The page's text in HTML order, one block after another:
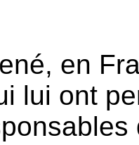
en
lui ont